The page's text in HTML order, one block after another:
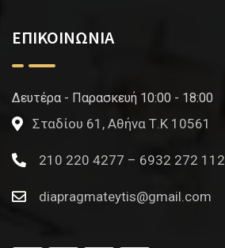
ΕΠΙΚΟΙΝΩΝΙΑ
Δευτέρα - Παρασκευή 10:00 - 18:00
Σταδίου 61, Αθήνα Τ.Κ 10561
210 220 4277 – 6932 272 112
diapragmateytis@gmail.com